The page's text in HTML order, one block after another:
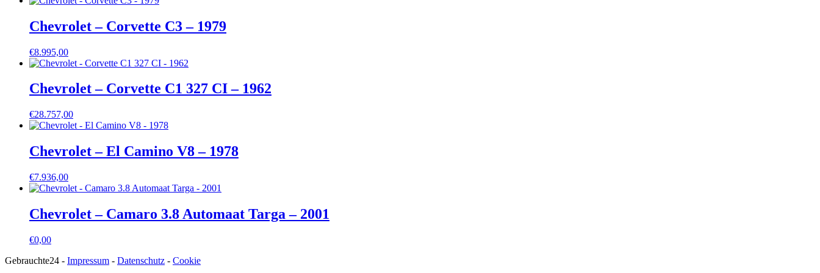
Chevrolet – Corvette C3 – 1979
€8.995,00
Chevrolet – Corvette C1 327 CI – 1962
€28.757,00
Chevrolet – El Camino V8 – 1978
€7.936,00
Chevrolet – Camaro 3.8 Automaat Targa – 2001
€0,00
Gebrauchte24 - Impressum - Datenschutz - Cookie